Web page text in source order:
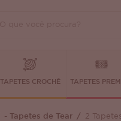
TAPETES CROCHÊ TAPETES
- Tapetes de Tear 2